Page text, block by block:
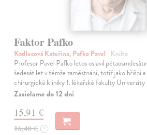
Faktor Pafko
Kadlecová Kateřina, Pafko Pavel | Kniha
Profesor Pavel Pafko letos oslavil
šedesát let v témže zaměstnání, totiž jako břišní
chirurgické kliniky 1. lékařské fakulty Univerzity
Zasielame do 12 dní
15,91 €
16,40 € ?